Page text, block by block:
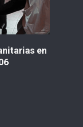
«No existe un
concejal lanzó